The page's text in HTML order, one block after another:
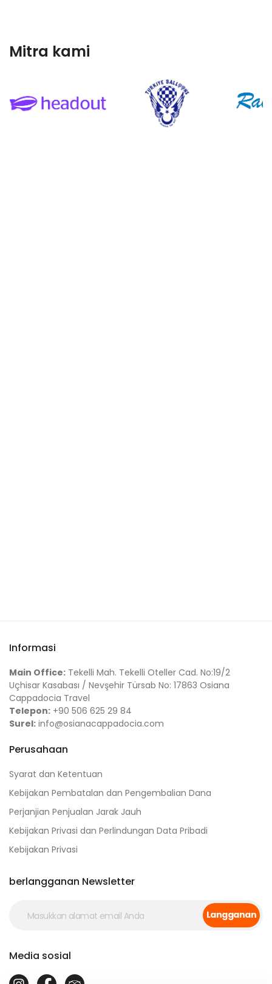
Laura Sanchez
Jessica Sanders
Mitra kami
Informasi
Main Office: Tekelli Mah. Tekelli Oteller Cad. No:19/2
Uçhisar Kasabası / Nevşehir Türsab No: 17863 Osiana
Cappadocia Travel
Telepon: +90 506 625 29 84
Surel: info@osianacappadocia.com
Perusahaan
Syarat dan Ketentuan
Kebijakan Pembatalan dan Pengembalian Dana
Perjanjian Penjualan Jarak Jauh
Kebijakan Privasi dan Perlindungan Data Pribadi
Kebijakan Privasi
berlangganan Newsletter
Langganan
Media sosial